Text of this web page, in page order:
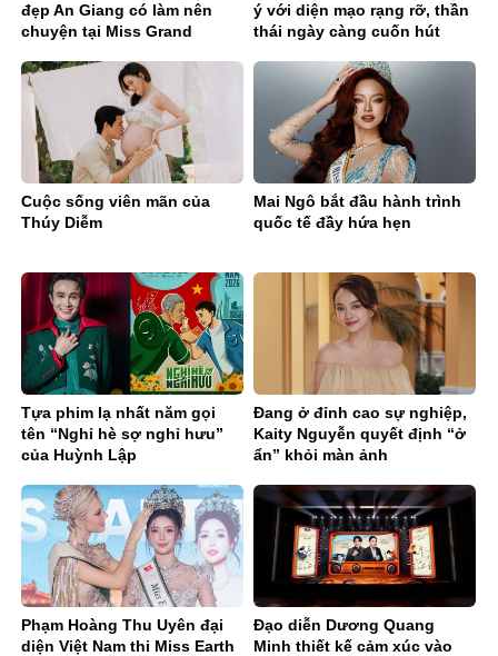
đẹp An Giang có làm nên
chuyện tại Miss Grand
ý với diện mạo rạng rỡ, thần
thái ngày càng cuốn hút
Cuộc sống viên mãn của
Thúy Diễm
Mai Ngô bắt đầu hành trình
quốc tế đầy hứa hẹn
Tựa phim lạ nhất năm gọi
tên “Nghỉ hè sợ nghỉ hưu”
của Huỳnh Lập
Đang ở đỉnh cao sự nghiệp,
Kaity Nguyễn quyết định “ở
ẩn” khỏi màn ảnh
Phạm Hoàng Thu Uyên đại
diện Việt Nam thi Miss Earth
Đạo diễn Dương Quang
Minh thiết kế cảm xúc vào